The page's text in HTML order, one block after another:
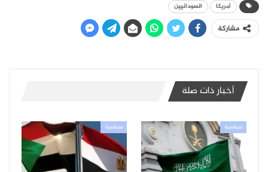
أمريكا السودانيين
مشاركة
أخبار ذات صلة
سياسية سياسية